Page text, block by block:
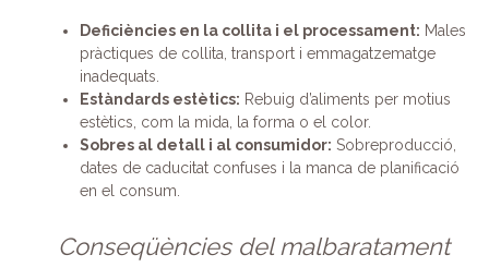
Deficiències en la collita i el processament: Males
pràctiques de collita, transport i emmagatzematge
inadequats.
Estàndards estètics: Rebuig d’aliments per motius
estètics, com la mida, la forma o el color.
Sobres al detall i al consumidor: Sobreproducció,
dates de caducitat confuses i la manca de planificació
en el consum.
Conseqüències del malbaratament